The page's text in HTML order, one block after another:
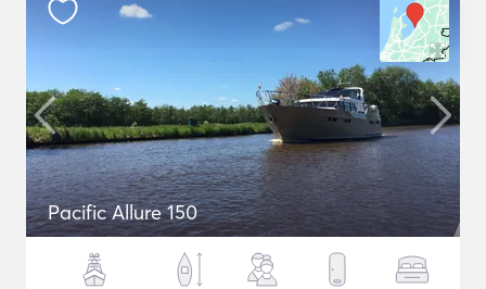
Pacific Allure 150